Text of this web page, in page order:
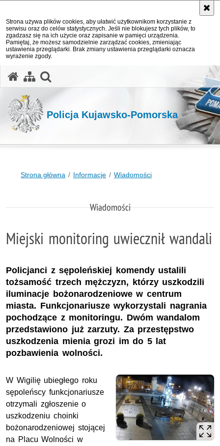
Strona używa plików cookies, aby ułatwić użytkownikom korzystanie z
serwisu oraz do celów statystycznych. Jeśli nie blokujesz tych plików, to
zgadzasz się na ich użycie oraz zapisanie w pamięci urządzenia.
Pamiętaj, że możesz samodzielnie zarządzać cookies, zmieniając
ustawienia przeglądarki. Brak zmiany ustawienia przeglądarki oznacza
wyrażenie zgody.
Policja Kujawsko-Pomorska
Strona główna Informacje Wiadomości
Wiadomości
Miejski monitoring uwiecznił wandali
Policjanci z sępoleńskiej komendy ustalili
tożsamość trzech mężczyzn, którzy uszkodzili
iluminacje bożonarodzeniowe w centrum
miasta. Funkcjonariusze wykorzystali nagrania
pochodzące z monitoringu. Dwóm wandalom
przedstawiono już zarzuty. Za przestępstwo
uszkodzenia mienia grozi im do 5 lat
pozbawienia wolności.
W Wigilię ubiegłego roku
sępoleńscy funkcjonariusze
otrzymali zgłoszenie o
uszkodzeniu choinki
bożonarodzeniowej stojącej
na Placu Wolności w